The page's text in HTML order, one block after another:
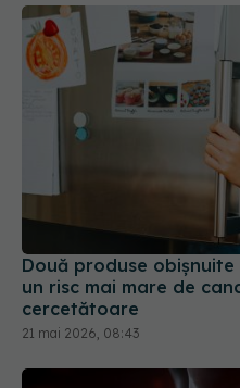
Două produse
un risc mai mare de
cercetătoare
21 mai 2026, 08:43